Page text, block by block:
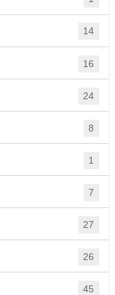
14
16
24
8
1
7
27
26
45